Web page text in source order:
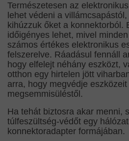
Természetesen az
lehet védeni a
kihúzzuk őket a konnektorból.
időigényes lehet, mivel
számos értékes elektronikus
felszerelve. Ráadásul fennáll
hogy elfelejt néhány eszközt,
otthon egy hirtelen jött
arra, hogy megvédje
megsemmisüléstől.
Ha tehát biztosra akar menni,
túlfeszültség-védőt egy
konnektoradapter formájában.